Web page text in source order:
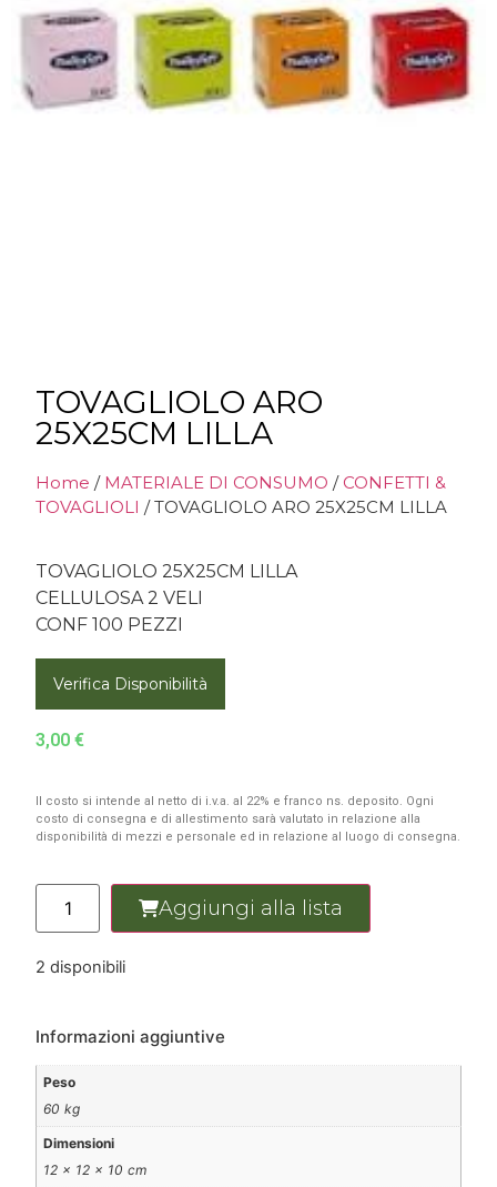
TOVAGLIOLO ARO
25X25CM LILLA
Home / MATERIALE DI CONSUMO / CONFETTI &
TOVAGLIOLI / TOVAGLIOLO ARO 25X25CM LILLA
TOVAGLIOLO 25X25CM LILLA
CELLULOSA 2 VELI
CONF 100 PEZZI
Verifica Disponibilità
3,00 €
Il costo si intende al netto di i.v.a. al 22% e franco ns. deposito. Ogni
costo di consegna e di allestimento sarà valutato in relazione alla
disponibilità di mezzi e personale ed in relazione al luogo di consegna.
Aggiungi alla lista
2 disponibili
Informazioni aggiuntive
Peso
60 kg
Dimensioni
12 × 12 × 10 cm